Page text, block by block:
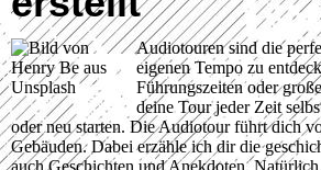
Audiotouren sind die
eigenen Tempo zu
Führungszeiten oder
deine Tour jeder Zeit
oder neu starten. Die Audiotour führt dich
Gebäuden. Dabei erzähle ich dir die